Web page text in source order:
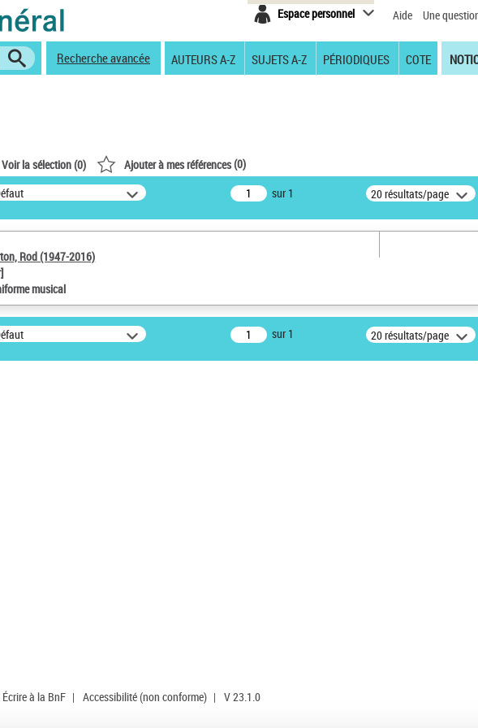
Espace personnel Aide Une
Recherche avancée AUTEURS A-Z SUJETS A-Z PÉRIODIQUES COTE
Voir la sélection (0) Ajouter à mes références(0)
sur 1 20 résultats/page
Rod (1947-2016)
musical
sur 1 20 résultats/page
Écrire à la BnF | Accessibilité (non conforme) | V 23.1.0